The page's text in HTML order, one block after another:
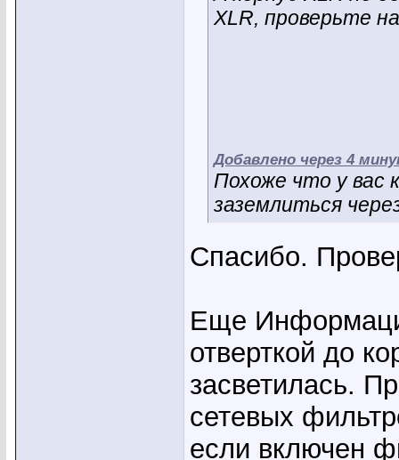
XLR, проверьте
Добавлено через 4
Похоже что у вас
заземлиться
Спасибо.
Еще
отверткой до
засветилась.
сетевых
если включен